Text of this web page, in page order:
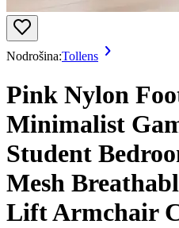
Nodrošina:Tollens
Pink Nylon
Minimalist
Student
Mesh
Lift Armchair